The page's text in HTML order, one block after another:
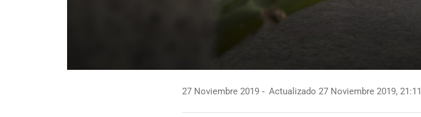
27 Noviembre 2019 Actualizado 27 Noviembre 2019, 21:11